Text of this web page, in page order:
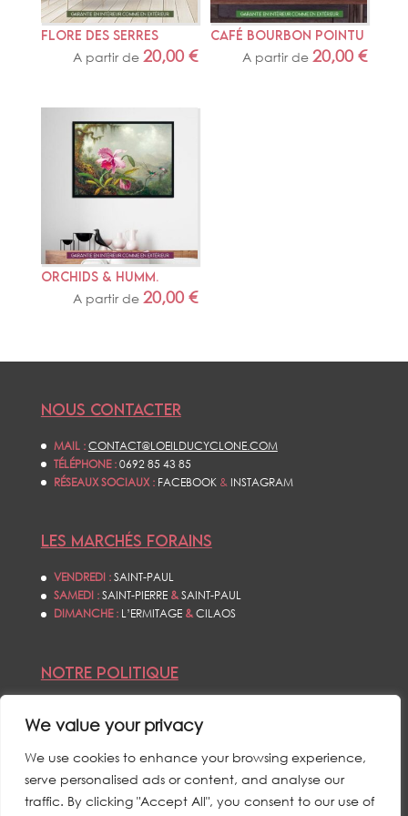
We value your privacy
We use cookies to enhance your browsing experience,
serve personalised ads or content, and analyse our
traffic. By clicking "Accept All", you consent to our use of
FLORE DES SERRES
A partir de 20,00 €
CAFÉ BOURBON POINTU
A partir de20,00€
ORCHIDS & HUMM.
A partir de 20,00 €
NOUS CONTACTER
MAIL :CONTACT@LOEILDUCYCLONE.COM
TÉLÉPHONE :0692 85 43 85
RÉSEAUX SOCIAUX : FACEBOOK& INSTAGRAM
LES MARCHÉS FORAINS
VENDREDI :SAINT-PAUL
SAMEDI :SAINT-PIERRE&SAINT-PAUL
DIMANCHE : L’ERMITAGE &CILAOS
NOTRE POLITIQUE
POLITIQUE DE CONFIDENTIALITÉS